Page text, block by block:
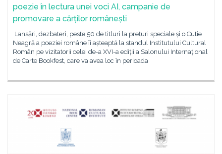
poezie în lectura unei voci AI, campanie de
promovare a cărților românești
Lansări, dezbateri, peste 50 de titluri la prețuri speciale și o Cutie
Neagră a poeziei române îi așteaptă la standul Institutului Cultural
Român pe vizitatorii celei de-a XVI-a ediții a Salonului Internațional
de Carte Bookfest, care va avea loc în perioada